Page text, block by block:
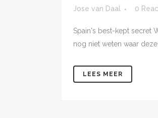
Jose van Daal
0
Spain's best-kept secret
nog niet weten waar
LEES MEER